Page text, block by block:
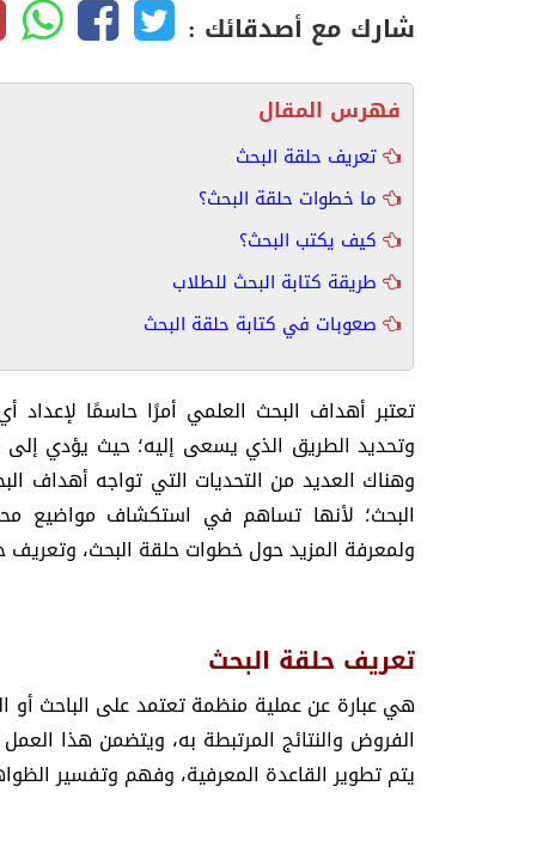
شارك مع أصدقائك :
فهرس المقال
تعريف حلقة البحث
ما خطوات حلقة البحث؟
كيف يكتب البحث؟
طريقة كتابة البحث للطلاب
صعوبات في كتابة حلقة البحث
تعتبر أهداف البحث العلمي أمرًا حاسمًا
وتحديد الطريق الذي يسعى إليه؛ حيث يؤدي إلى
وهناك العديد من التحديات التي تواجه أهداف
البحث؛ لأنها تساهم في استكشاف مواضيع
ولمعرفة المزيد حول خطوات حلقة البحث، وتعريف
تعريف حلقة البحث
هي عبارة عن عملية منظمة تعتمد على الباحث أو
الفروض والنتائج المرتبطة به، ويتضمن هذا
يتم تطوير القاعدة المعرفية، وفهم وتفسير